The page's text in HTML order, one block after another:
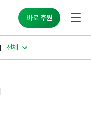
바로 후원
전체